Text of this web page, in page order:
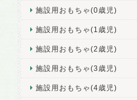
施設用おもちゃ(0歳児)
施設用おもちゃ(1歳児)
施設用おもちゃ(2歳児)
施設用おもちゃ(3歳児)
施設用おもちゃ(4歳児)